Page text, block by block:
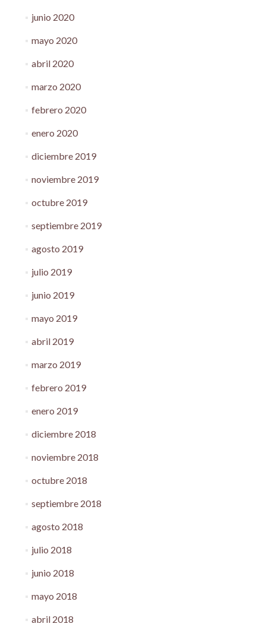
junio 2020
mayo 2020
abril 2020
marzo 2020
febrero 2020
enero 2020
diciembre 2019
noviembre 2019
octubre 2019
septiembre 2019
agosto 2019
julio 2019
junio 2019
mayo 2019
abril 2019
marzo 2019
febrero 2019
enero 2019
diciembre 2018
noviembre 2018
octubre 2018
septiembre 2018
agosto 2018
julio 2018
junio 2018
mayo 2018
abril 2018